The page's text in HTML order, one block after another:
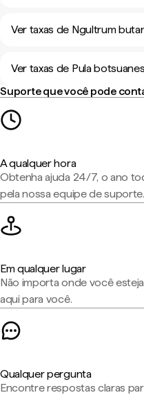
Ver taxas de Ngultrum
Ver taxas de Pula
Suporte que você pode
A qualquer hora
Obtenha ajuda 24/7, o ano
pela nossa equipe de suporte.
Em qualquer lugar
Não importa onde você
aqui para você.
Qualquer pergunta
Encontre respostas claras